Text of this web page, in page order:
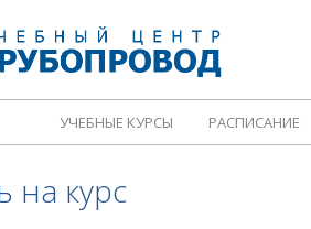
УЧЕБНЫЕ КУРСЫ РАСПИСАНИЕ
на курс